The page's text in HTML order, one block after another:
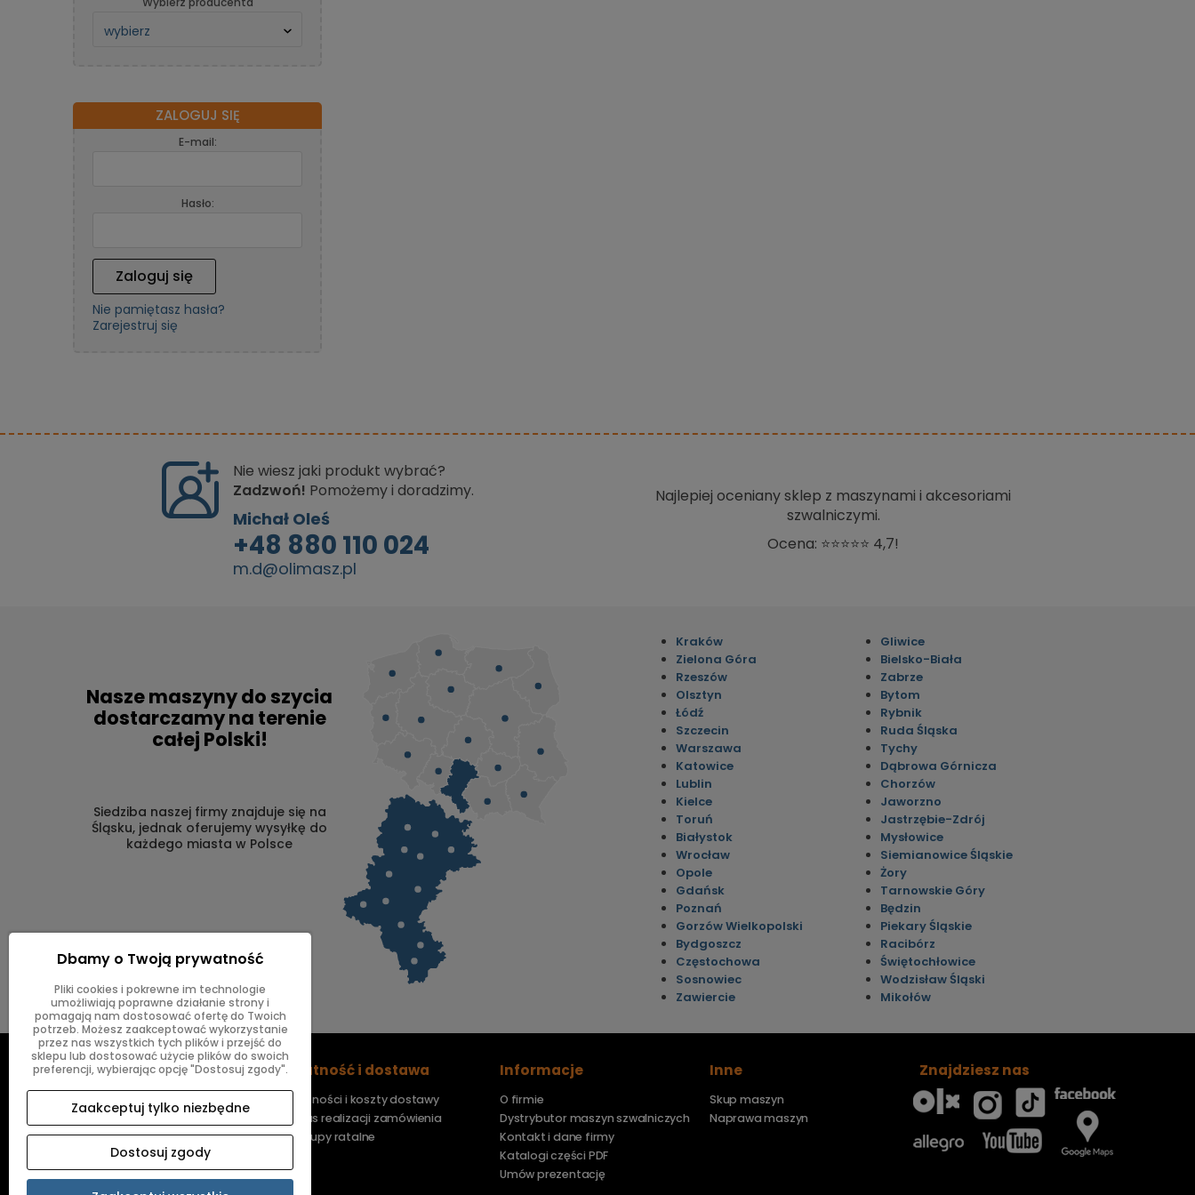
ZALOGUJ SIĘ
E-mail:
Hasło:
Zaloguj się
Nie pamiętasz hasła?
Zarejestruj się
Nie wiesz jaki produkt wybrać?
Zadzwoń! Pomożemy i doradzimy.
Michał Oleś
+48 880 110 024
m.d@olimasz.pl
Najlepiej oceniany sklep z maszynami i akcesoriami
szwalniczymi.
Ocena: ⭐⭐⭐⭐⭐ 4,7!
Nasze maszyny do szycia
dostarczamy na terenie
całej Polski!
Siedziba naszej firmy znajduje się na
Śląsku, jednak oferujemy wysyłkę do
każdego miasta w Polsce
Kraków
Zielona Góra
Rzeszów
Olsztyn
Łódź
Szczecin
Warszawa
Katowice
Lublin
Kielce
Toruń
Białystok
Wrocław
Opole
Gdańsk
Poznań
Gorzów Wielkopolski
Bydgoszcz
Częstochowa
Sosnowiec
Zawiercie
Gliwice
Bielsko-Biała
Zabrze
Bytom
Rybnik
Ruda Śląska
Tychy
Dąbrowa Górnicza
Chorzów
Jaworzno
Jastrzębie-Zdrój
Mysłowice
Siemianowice Śląskie
Żory
Tarnowskie Góry
Będzin
Piekary Śląskie
Racibórz
Świętochłowice
Wodzisław Śląski
Mikołów
Zamówienia
Ustawienia konta
Twoje zamówienia
Jak kupować?
Regulamin
Płatność i dostawa
Płatności i koszty dostawy
Czas realizacji zamówienia
Zakupy ratalne
Informacje
O firmie
Dystrybutor maszyn szwalniczych
Kontakt i dane firmy
Katalogi części PDF
Umów prezentację
Inne
Skup maszyn
Naprawa maszyn
Znajdziesz nas
Dbamy o Twoją prywatność
Pliki cookies i pokrewne im technologie
umożliwiają poprawne działanie strony i
pomagają nam dostosować ofertę do Twoich
potrzeb. Możesz zaakceptować wykorzystanie
przez nas wszystkich tych plików i przejść do
sklepu lub dostosować użycie plików do swoich
preferencji, wybierając opcję "Dostosuj zgody".
Zaakceptuj tylko niezbędne
Dostosuj zgody